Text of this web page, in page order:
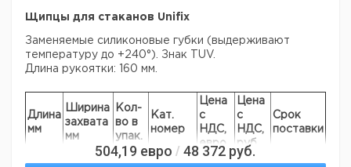
Щипцы для стаканов Unifix
Заменяемые силиконовые губки (выдерживают
температуру до +240°). Знак TUV.
Длина рукоятки: 160 мм.
Длина
мм
Ширина
захвата
мм
Кол-
во в
упак.
Кат.
номер
Цена
с
НДС,
евро
Цена
с
НДС,
руб
Срок
поставки
300 50 - 100 1 9310010
504,19 евро / 48 372 руб.